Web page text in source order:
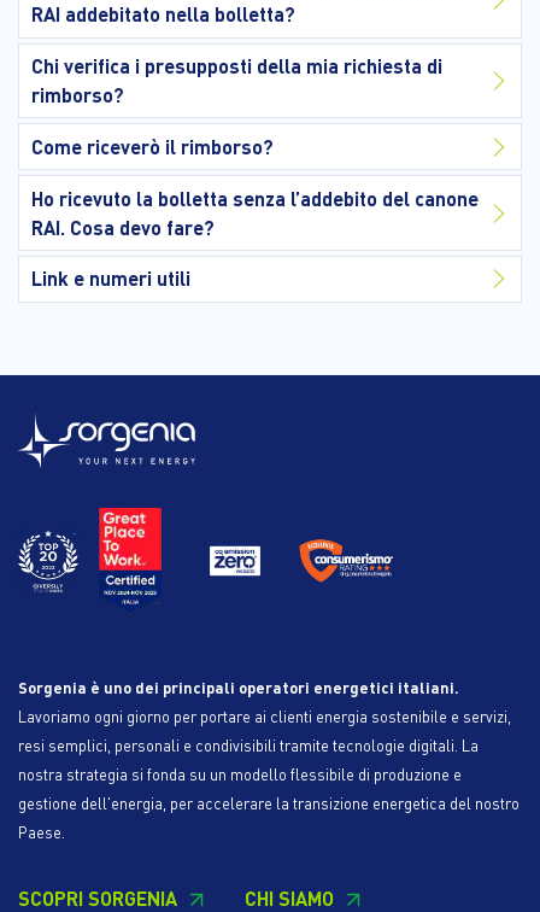
RAI addebitato nella bolletta?
Chi verifica i presupposti della mia richiesta di
rimborso?
Come riceverò il rimborso?
Ho ricevuto la bolletta senza l’addebito del canone
RAI. Cosa devo fare?
Link e numeri utili
Sorgenia è uno dei principali operatori energetici italiani.
Lavoriamo ogni giorno per portare ai clienti energia sostenibile e servizi,
resi semplici, personali e condivisibili tramite tecnologie digitali. La
nostra strategia si fonda su un modello flessibile di produzione e
gestione dell'energia, per accelerare la transizione energetica del nostro
Paese.
SCOPRI SORGENIA
CHI SIAMO